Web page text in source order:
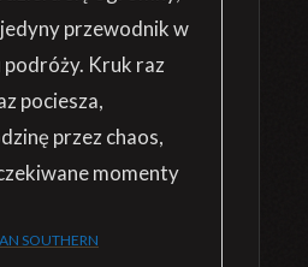
przewodnik w
podróży. Kruk raz
pociesza,
przez chaos,
momenty
SOUTHERN